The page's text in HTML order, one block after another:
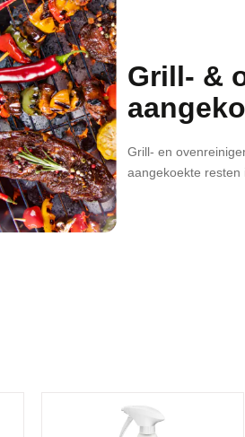
Grill- &
Grill- en
aangekoekte resten